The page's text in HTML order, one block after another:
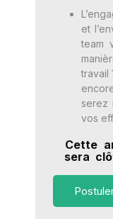
et
team
travail
serez
vos
Cette
sera